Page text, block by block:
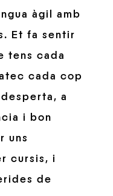
àgil amb
Et fa sentir
tens cada
cada cop
a
i bon
uns
cursis, i
de